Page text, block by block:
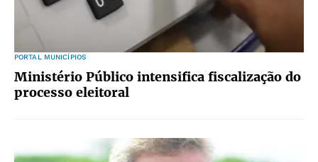
PORTAL MUNICÍPIOS
Ministério Público intensifica fiscalização do
processo eleitoral